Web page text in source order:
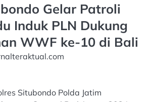
Gelar Patroli
Induk PLN Dukung
WWF ke-10 di Bali
Situbondo Polda Jatim